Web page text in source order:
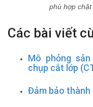
phù hợp chặt
Các bài viết
Mô phỏng
chụp cắt lớp
Đảm bảo thành